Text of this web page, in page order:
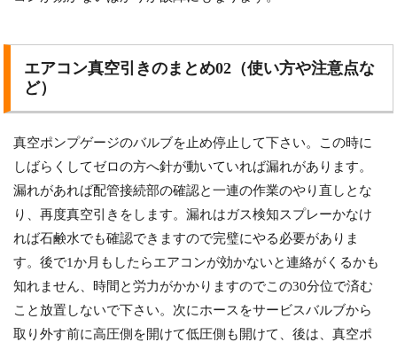
エアコン真空引きのまとめ02（使い方や注意点な
ど）
真空ポンプゲージのバルブを止め停止して下さい。この時に
しばらくしてゼロの方へ針が動いていれば漏れがあります。
漏れがあれば配管接続部の確認と一連の作業のやり直しとな
り、再度真空引きをします。漏れはガス検知スプレーかなけ
れば石鹸水でも確認できますので完璧にやる必要がありま
す。後で1か月もしたらエアコンが効かないと連絡がくるかも
知れません、時間と労力がかかりますのでこの30分位で済む
こと放置しないで下さい。次にホースをサービスバルブから
取り外す前に高圧側を開けて低圧側も開けて、後は、真空ポ